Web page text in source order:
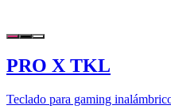
PRO X TKL
Teclado para gaming